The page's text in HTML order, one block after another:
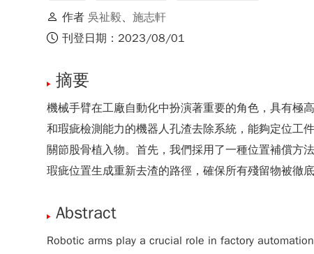
作者吳祉毅、施志軒
刊登日期：2023/08/01
摘要
機械手臂在工廠自動化中扮演著重要的角色，具有極
和瑕疵檢測能力的機器人孔渣去除系統，能夠定位工
關節股骨植入物。首先，我們採用了一種位置補償方
瑕疵位置生成重新去渣的路徑，確保所有殘留物被徹底
Abstract
Robotic arms play a crucial role in factory